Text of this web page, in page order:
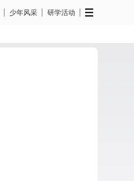
少年风采 研学活动